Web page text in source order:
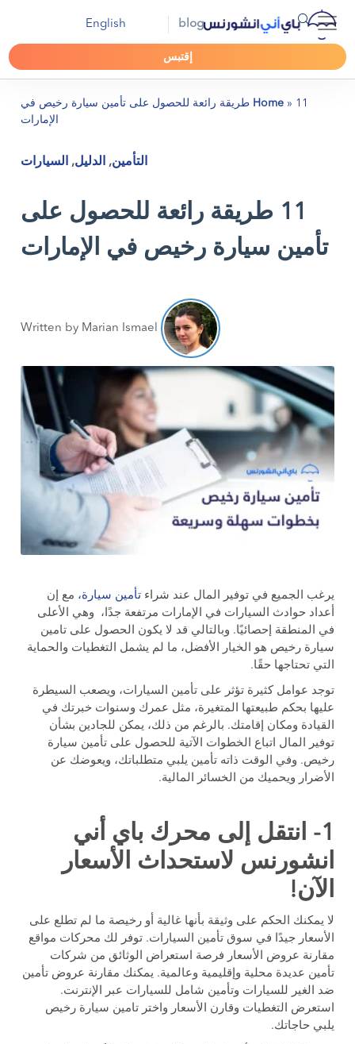
blog
English
إقتبس
Home »
11 طريقة رائعة للحصول على تأمين سيارة رخيص في
الإمارات
التأمين, الدليل, السيارات
11 طريقة رائعة للحصول على
تأمين سيارة رخيص في الإمارات
Written by Marian Ismael
يرغب الجميع في توفير المال عند شراءتأمين سيارة، مع إن
أعداد حوادث السيارات في الإمارات مرتفعة جدًا، وهي الأعلى
في المنطقة إحصائيًا. وبالتالي قد لا يكون الحصول على تامين
سيارة رخيص هو الخيار الأفضل، ما لم يشمل التغطيات والحماية
التي تحتاجها حقًا.
توجد عوامل كثيرة تؤثر على تأمين السيارات، ويصعب السيطرة
عليها بحكم طبيعتها المتغيرة، مثل عمرك وسنوات خبرتك في
القيادة ومكان إقامتك. بالرغم من ذلك، يمكن للجادين بشأن
توفير المال اتباع الخطوات الآتية للحصول على تأمين سيارة
رخيص. وفي الوقت ذاته تأمين يلبي متطلباتك، ويعوضك عن
الأضرار ويحميك من الخسائر المالية.
1- انتقل إلى محرك باي أني
انشورنس لاستحداث الأسعار
الآن!
لا يمكنك الحكم على وثيقة بأنها غالية أو رخيصة ما لم تطلع على
الأسعار جيدًا في سوق تأمين السيارات. توفر لك محركات مواقع
مقارنة عروض الأسعار فرصة استعراض الوثائق من شركات
تأمين عديدة محلية وإقليمية وعالمية. يمكنك مقارنة عروض تأمين
ضد الغير للسيارات وتأمين شامل للسيارات عبر الإنترنت.
استعرض التغطيات وقارن الأسعار واختر تامين سيارة رخيص
يلبي حاجاتك.